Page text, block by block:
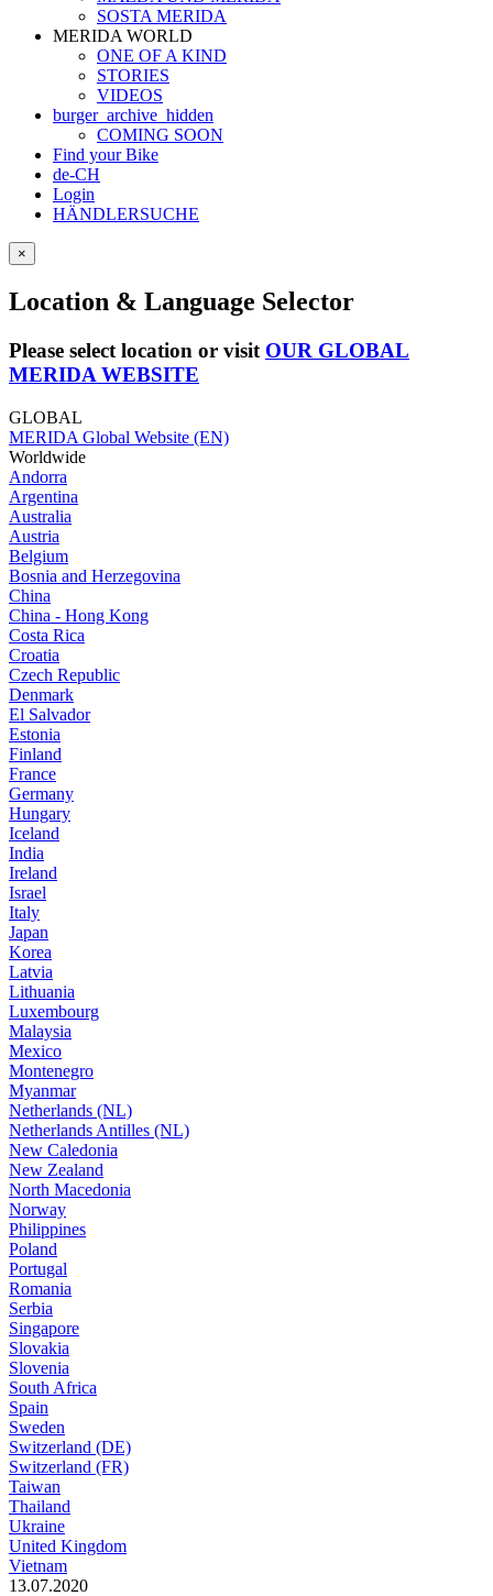
SOSTA MERIDA
MERIDA WORLD
ONE OF A KIND
STORIES
VIDEOS
burger_archive_hidden
COMING SOON
Find your Bike
de-CH
Login
HÄNDLERSUCHE
×
Location & Language Selector
Please select location or visit OUR GLOBAL
MERIDA WEBSITE
GLOBAL
MERIDA Global Website (EN)
Worldwide
Andorra
Argentina
Australia
Austria
Belgium
Bosnia and Herzegovina
China
China - Hong Kong
Costa Rica
Croatia
Czech Republic
Denmark
El Salvador
Estonia
Finland
France
Germany
Hungary
Iceland
India
Ireland
Israel
Italy
Japan
Korea
Latvia
Lithuania
Luxembourg
Malaysia
Mexico
Montenegro
Myanmar
Netherlands (NL)
Netherlands Antilles (NL)
New Caledonia
New Zealand
North Macedonia
Norway
Philippines
Poland
Portugal
Romania
Serbia
Singapore
Slovakia
Slovenia
South Africa
Spain
Sweden
Switzerland (DE)
Switzerland (FR)
Taiwan
Thailand
Ukraine
United Kingdom
Vietnam
13.07.2020